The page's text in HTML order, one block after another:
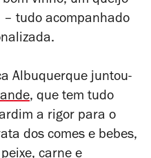
– tudo acompanhado
Albuquerque juntou-
, que tem tudo
a rigor para o
dos comes e bebes,
carne e